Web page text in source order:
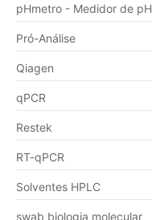
pHmetro - Medidor de pH
Pró-Análise
Qiagen
qPCR
Restek
RT-qPCR
Solventes HPLC
swab biologia molecular